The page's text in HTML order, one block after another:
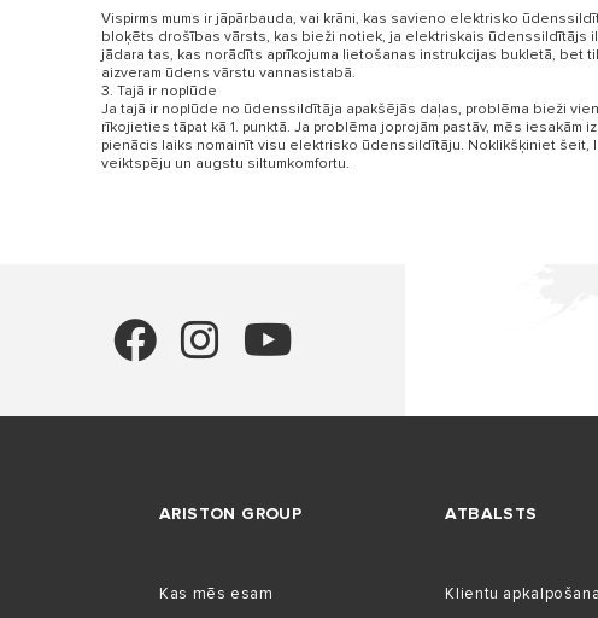
Vispirms mums ir jāpārbauda, ​​vai krāni, kas savieno elektrisko
bloķēts drošības vārsts, kas bieži notiek, ja elektriskais ūdenssildītājs
jādara tas, kas norādīts aprīkojuma lietošanas instrukcijas bukletā, bet
aizveram ūdens vārstu vannasistabā.
3. Tajā ir noplūde
Ja tajā ir noplūde no ūdenssildītāja apakšējās daļas, problēma bieži
rīkojieties tāpat kā 1. punktā. Ja problēma joprojām pastāv, mēs
pienācis laiks nomainīt visu elektrisko ūdenssildītāju. Noklikšķiniet
veiktspēju un augstu siltumkomfortu.
ARISTON GROUP
Kas mēs esam
ATBALSTS
Klientu apkalpošana